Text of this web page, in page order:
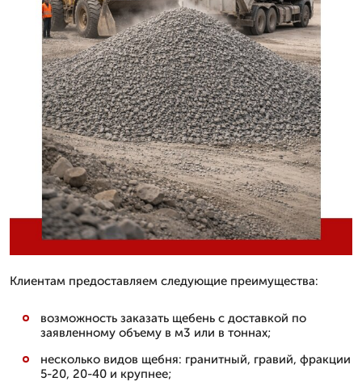
Клиентам предоставляем следующие преимущества:
возможность заказать щебень с доставкой по
заявленному объему в м3 или в тоннах;
несколько видов щебня: гранитный, гравий, фракции
5-20, 20-40 и крупнее;